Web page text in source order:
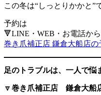
この冬は“しっとりかかと”
予約は
🔻LINE・WEB・お電話か
巻き爪補正店 鎌倉大船店の
足のトラブルは、一人で悩
🔽 巻き爪補正店 鎌倉大船